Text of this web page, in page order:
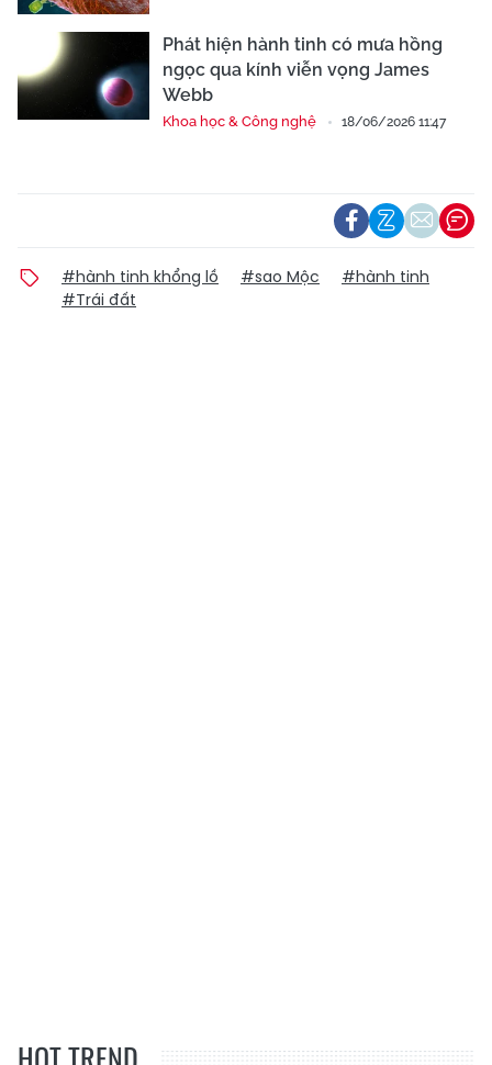
Phát hiện hành tinh có mưa hồng
ngọc qua kính viễn vọng James
Webb
Khoa học & Công nghệ 18/06/2026 11:47
#hành tinh khổng lồ #sao Mộc
#hành tinh
#Trái đất